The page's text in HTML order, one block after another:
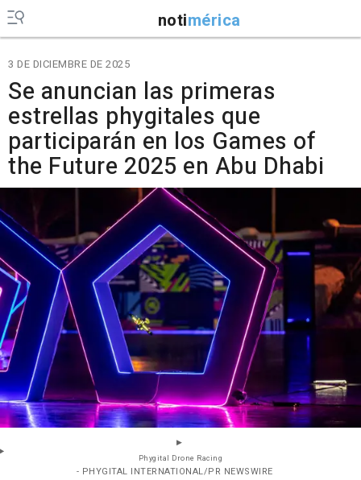
notimérica
3 DE DICIEMBRE DE 2025
Se anuncian las primeras
estrellas phygitales que
participarán en los Games of
the Future 2025 en Abu Dhabi
Phygital Drone Racing
- PHYGITAL INTERNATIONAL/PR NEWSWIRE